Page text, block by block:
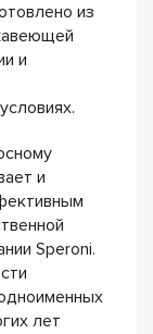
из
и
и
Speroni.
лет